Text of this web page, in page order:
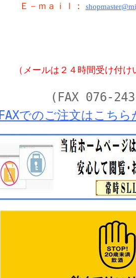
Ｅ－ｍａｉｌ：
（メールは２４時間受け付け
(FAX 076-
FAXでのご注文はこちら